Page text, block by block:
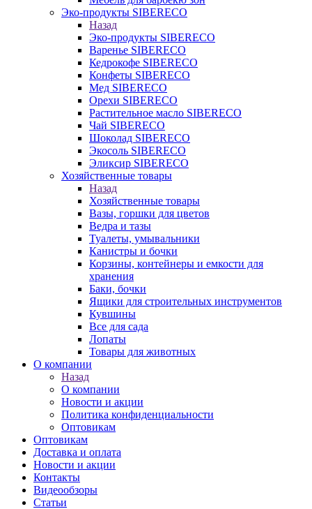
Эко-продукты SIBERECO
Назад
Эко-продукты SIBERECO
Варенье SIBERECO
Кедрокофе SIBERECO
Конфеты SIBERECO
Мед SIBERECO
Орехи SIBERECO
Растительное масло SIBERECO
Чай SIBERECO
Шоколад SIBERECO
Экосоль SIBERECO
Эликсир SIBERECO
Хозяйственные товары
Назад
Хозяйственные товары
Вазы, горшки для цветов
Ведра и тазы
Туалеты, умывальники
Канистры и бочки
Корзины, контейнеры и емкости для
хранения
Баки, бочки
Ящики для строительных инструментов
Кувшины
Все для сада
Лопаты
Товары для животных
О компании
Назад
О компании
Новости и акции
Политика конфиденциальности
Оптовикам
Оптовикам
Доставка и оплата
Новости и акции
Контакты
Видеообзоры
Статьи